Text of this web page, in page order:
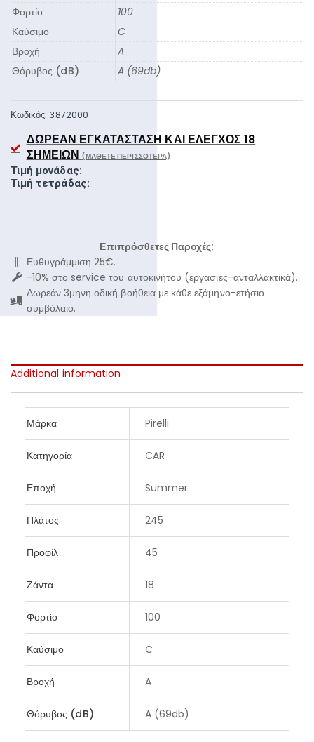
Φορτίο
100
Καύσιμο
C
Βροχή
A
Θόρυβος (dB)
A (69db)
Κωδικός: 3872000
ΔΩΡΕΆΝ ΕΓΚΑΤΆΣΤΑΣΗ ΚΑΙ ΈΛΕΓΧΟΣ 18
ΣΗΜΕΊΩΝ (ΜΆΘΕΤΕ ΠΕΡΙΣΣΌΤΕΡΑ)
Τιμή μονάδας:
Τιμή τετράδας:
Επιπρόσθετες Παροχές:
Ευθυγράμμιση 25€.
-10% στο service του αυτοκινήτου (εργασίες-ανταλλακτικά).
Δωρεάν 3μηνη οδική βοήθεια με κάθε εξάμηνο-ετήσιο
συμβόλαιο.
Additional information
Μάρκα Pirelli
Κατηγορία CAR
Εποχή Summer
Πλάτος 245
Προφίλ 45
Ζάντα 18
Φορτίο 100
Καύσιμο C
Βροχή A
Θόρυβος (dB) A (69db)